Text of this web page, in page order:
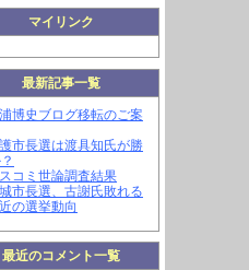
マイリンク
最新記事一覧
博史ブログ移転のご案
市長選は渡具知氏が勝
コミ世論調査結果
市長選、古謝氏敗れる
の選挙動向
最近のコメント一覧